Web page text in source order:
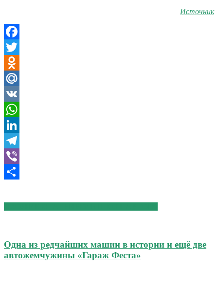
Источник
Facebook
Twitter
Odnoklassniki
Mail.Ru
VK
WhatsApp
LinkedIn
Telegram
Viber
Одна из редчайших машин в истории и ещё две
автожемчужины «Гараж Феста»